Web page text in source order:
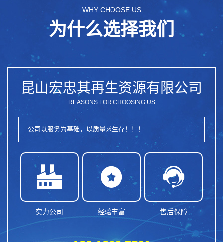
WHY CHOOSE US
为什么选择我们
昆山宏忠其再生资源有限公司
REASONS FOR CHOOSING US
公司以服务为基础，以质量求生存！！！

实力公司

经验丰富

售后保障